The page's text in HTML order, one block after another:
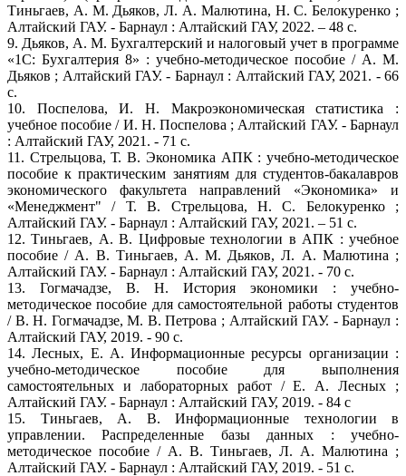
Тиньгаев, А. М. Дьяков, Л. А. Малютина, Н. С. Белокуренко ;
Алтайский ГАУ. - Барнаул : Алтайский ГАУ, 2022. – 48 с.
9. Дьяков, А. М. Бухгалтерский и налоговый учет в программе
«1С: Бухгалтерия 8» : учебно-методическое пособие / А. М.
Дьяков ; Алтайский ГАУ. - Барнаул : Алтайский ГАУ, 2021. - 66
с.
10. Поспелова, И. Н. Макроэкономическая статистика :
учебное пособие / И. Н. Поспелова ; Алтайский ГАУ. - Барнаул
: Алтайский ГАУ, 2021. - 71 с.
11. Стрельцова, Т. В. Экономика АПК : учебно-методическое
пособие к практическим занятиям для студентов-бакалавров
экономического факультета направлений «Экономика» и
«Менеджмент" / Т. В. Стрельцова, Н. С. Белокуренко ;
Алтайский ГАУ. - Барнаул : Алтайский ГАУ, 2021. – 51 с.
12. Тиньгаев, А. В. Цифровые технологии в АПК : учебное
пособие / А. В. Тиньгаев, А. М. Дьяков, Л. А. Малютина ;
Алтайский ГАУ. - Барнаул : Алтайский ГАУ, 2021. - 70 с.
13. Гогмачадзе, В. Н. История экономики : учебно-
методическое пособие для самостоятельной работы студентов
/ В. Н. Гогмачадзе, М. В. Петрова ; Алтайский ГАУ. - Барнаул :
Алтайский ГАУ, 2019. - 90 с.
14. Лесных, Е. А. Информационные ресурсы организации :
учебно-методическое пособие для выполнения
самостоятельных и лабораторных работ / Е. А. Лесных ;
Алтайский ГАУ. - Барнаул : Алтайский ГАУ, 2019. - 84 с
15. Тиньгаев, А. В. Информационные технологии в
управлении. Распределенные базы данных : учебно-
методическое пособие / А. В. Тиньгаев, Л. А. Малютина ;
Алтайский ГАУ. - Барнаул : Алтайский ГАУ, 2019. - 51 с.